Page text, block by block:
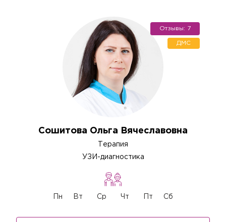
Сошитова Ольга Вячеславовна
Терапия
УЗИ-диагностика
Пн Вт Ср Чт Пт Сб
Отзывы: 7
ДМС